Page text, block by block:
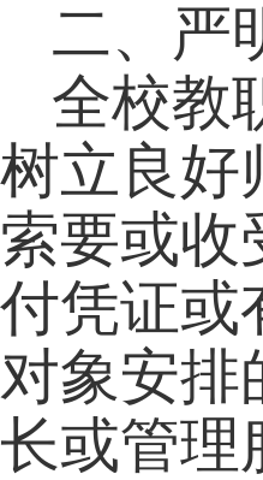
二、严
全校教
树立良好
索要或收
付凭证或
对象安排
长或管理